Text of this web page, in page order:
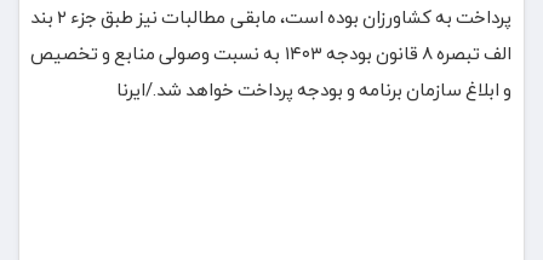
پرداخت به کشاورزان بوده است، مابقی مطالبات نیز طبق جزء ۲ بند
الف تبصره ۸ قانون بودجه ۱۴۰۳ به نسبت وصولی منابع و تخصیص
و ابلاغ سازمان برنامه و بودجه پرداخت خواهد شد./ایرنا